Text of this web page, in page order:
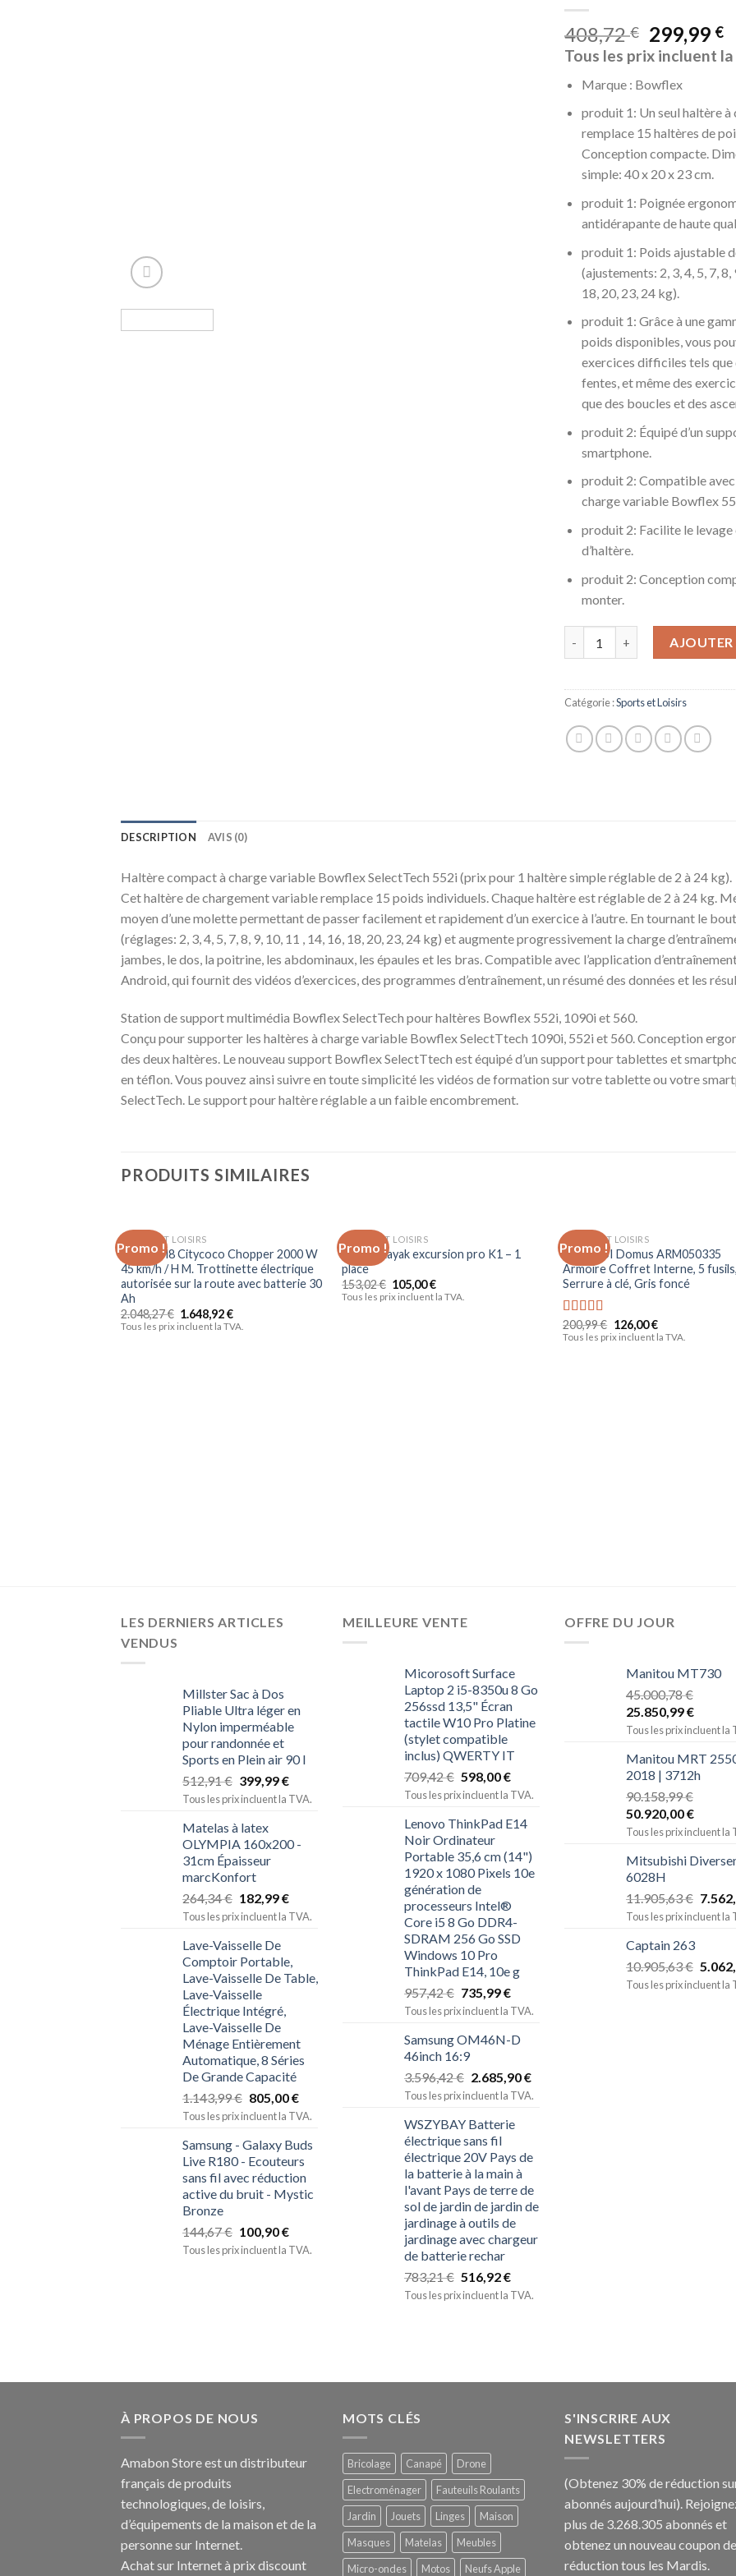
408,72€ 299,99 €
Tous les prix incluent
Marque : Bowflex
produit 1: Un seul haltère
remplace 15 haltères de
Conception compacte.
simple: 40 x 20 x 23 cm.
produit 1: Poignée
antidérapante de haute
produit 1: Poids ajustable
(ajustements: 2, 3, 4, 5, 7, 8,
18, 20, 23, 24 kg).
produit 1: Grâce à une
poids disponibles, vous
exercices difficiles tels que
fentes, et même des
que des boucles et des
produit 2: Équipé d’un
smartphone.
produit 2: Compatible avec
charge variable Bowflex
produit 2: Facilite le
d’haltère.
produit 2: Conception
monter.
AJOUTER
Catégorie :Sports et Loisirs
DESCRIPTION AVIS (0)
Haltère compact à charge variable Bowflex SelectTech 552i (prix pour 1 haltère simple réglable de 2 à 24 kg).
Cet haltère de chargement variable remplace 15 poids individuels. Chaque haltère est réglable de 2 à 24 kg.
moyen d’une molette permettant de passer facilement et rapidement d’un exercice à l’autre. En tournant le
(réglages: 2, 3, 4, 5, 7, 8, 9, 10, 11 , 14, 16, 18, 20, 23, 24 kg) et augmente progressivement la charge
jambes, le dos, la poitrine, les abdominaux, les épaules et les bras. Compatible avec l’application
Android, qui fournit des vidéos d’exercices, des programmes d’entraînement, un résumé des données et les
Station de support multimédia Bowflex SelectTech pour haltères Bowflex 552i, 1090i et 560.
Conçu pour supporter les haltères à charge variable Bowflex SelectTtech 1090i, 552i et 560. Conception
des deux haltères. Le nouveau support Bowflex SelectTtech est équipé d’un support pour tablettes et
en téflon. Vous pouvez ainsi suivre en toute simplicité les vidéos de formation sur votre tablette ou votre
SelectTech. Le support pour haltère réglable a un faible encombrement.
PRODUITS SIMILAIRES
Promo !
Ajouter
à la liste
d’envies
SPORTS ET LOISIRS
Mada t M8 Citycoco Chopper 2000 W
45 km/h / H M. Trottinette électrique
autorisée sur la route avec batterie 30
Ah
2.048,27€ 1.648,92€
Tous les prix incluent la TVA.
Promo !
Ajouter
à la liste
SPORTS ET LOISIRS
INTEX Kayak excursion pro K1 – 1
place
153,02€ 105,00€
Tous les prix incluent la TVA.
Promo !
à la
SPORTS ET LOISIRS
ARREGUI Domus ARM050335
Armoire Coffret Interne, 5 fusils,
Serrure à clé, Gris foncé
Note5.00
sur 5
200,99€ 126,00€
Tous les prix incluent la TVA.
LES DERNIERS ARTICLES
VENDUS
Millster Sac à Dos
Pliable Ultra léger en
Nylon imperméable
pour randonnée et
Sports en Plein air 90 l
512,91€ 399,99€
Tous les prix incluent la TVA.
Matelas à latex
OLYMPIA 160x200 -
31cm Épaisseur
marcKonfort
264,34€ 182,99€
Tous les prix incluent la TVA.
Lave-Vaisselle De
Comptoir Portable,
Lave-Vaisselle De Table,
Lave-Vaisselle
Électrique Intégré,
Lave-Vaisselle De
Ménage Entièrement
Automatique, 8 Séries
De Grande Capacité
1.143,99€ 805,00€
Tous les prix incluent la TVA.
Samsung - Galaxy Buds
Live R180 - Ecouteurs
sans fil avec réduction
active du bruit - Mystic
Bronze
144,67€ 100,90€
Tous les prix incluent la TVA.
MEILLEURE VENTE
Micorosoft Surface
Laptop 2 i5-8350u 8 Go
256ssd 13,5" Écran
tactile W10 Pro Platine
(stylet compatible
inclus) QWERTY IT
709,42€ 598,00€
Tous les prix incluent la TVA.
Lenovo ThinkPad E14
Noir Ordinateur
Portable 35,6 cm (14")
1920 x 1080 Pixels 10e
génération de
processeurs Intel®
Core i5 8 Go DDR4-
SDRAM 256 Go SSD
Windows 10 Pro
ThinkPad E14, 10e g
957,42€ 735,99€
Tous les prix incluent la TVA.
Samsung OM46N-D
46inch 16:9
3.596,42€ 2.685,90€
Tous les prix incluent la TVA.
WSZYBAY Batterie
électrique sans fil
électrique 20V Pays de
la batterie à la main à
l'avant Pays de terre de
sol de jardin de jardin de
jardinage à outils de
jardinage avec chargeur
de batterie rechar
783,21€ 516,92€
Tous les prix incluent la TVA.
OFFRE DU JOUR
Manitou MT730
45.000,78€
25.850,99€
Tous les prix incluent la
Manitou MRT
2018 | 3712h
90.158,99€
50.920,00€
Tous les prix incluent la
Mitsubishi
6028H
11.905,63€
Tous les prix incluent la
Captain 263
10.905,63€
Tous les prix incluent la
À PROPOS DE NOUS
Amabon Store est un distributeur
français de produits
technologiques, de loisirs,
d’équipements de la maison et de la
personne sur Internet.
Achat sur Internet à prix discount
MOTS CLÉS
Bricolage Canapé
Drone
Electroménager
Fauteuils Roulants
Jardin
Jouets Linges
Maison
Masques
Matelas
Meubles
Micro-ondes
Motos Neufs Apple
S'INSCRIRE AUX
NEWSLETTERS
(Obtenez 30% de réduction
abonnés aujourd’hui).
plus de 3.268.305 abonnés et
obtenez un nouveau coupon de
réduction tous les Mardis.